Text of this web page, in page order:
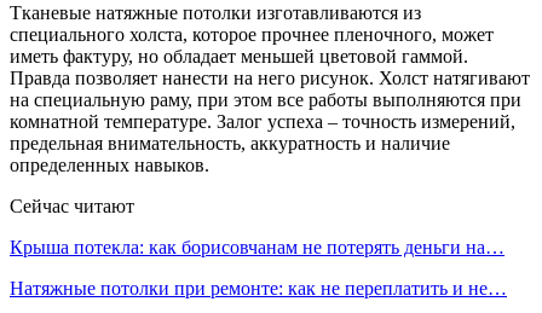
Тканевые натяжные потолки изготавливаются из
специального холста, которое прочнее пленочного, может
иметь фактуру, но обладает меньшей цветовой гаммой.
Правда позволяет нанести на него рисунок. Холст натягивают
на специальную раму, при этом все работы выполняются при
комнатной температуре. Залог успеха – точность измерений,
предельная внимательность, аккуратность и наличие
определенных навыков.
Сейчас читают
Крыша потекла: как борисовчанам не потерять деньги на…
Натяжные потолки при ремонте: как не переплатить и не…